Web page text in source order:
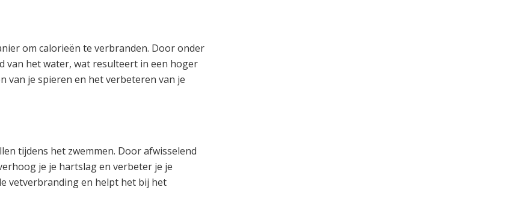
om calorieën te verbranden. Door onder
van het water, wat resulteert in een hoger
van je spieren en het verbeteren van je
tijdens het zwemmen. Door afwisselend
je je hartslag en verbeter je je
vetverbranding en helpt het bij het